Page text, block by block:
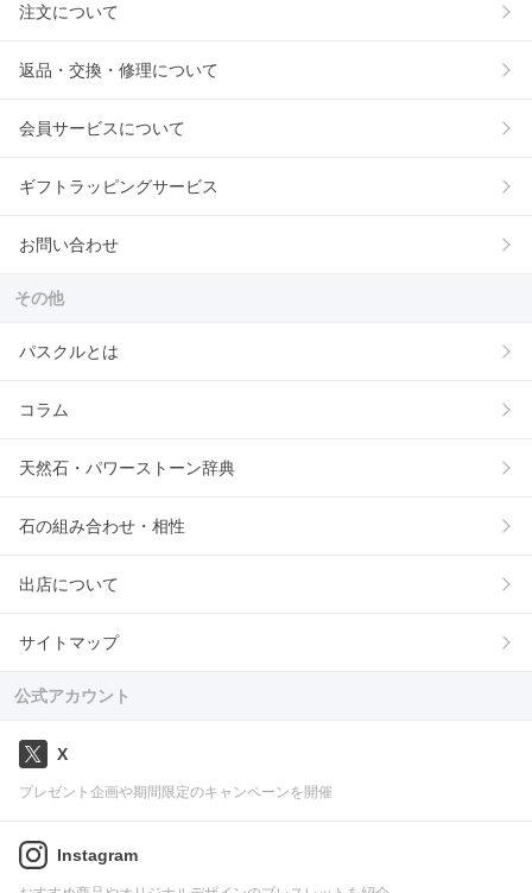
注文について
返品・交換・修理について
会員サービスについて
ギフトラッピングサービス
お問い合わせ
その他
パスクルとは
コラム
天然石・パワーストーン辞典
石の組み合わせ・相性
出店について
サイトマップ
公式アカウント
X
プレゼント企画や期間限定のキャンペーンを開催
Instagram